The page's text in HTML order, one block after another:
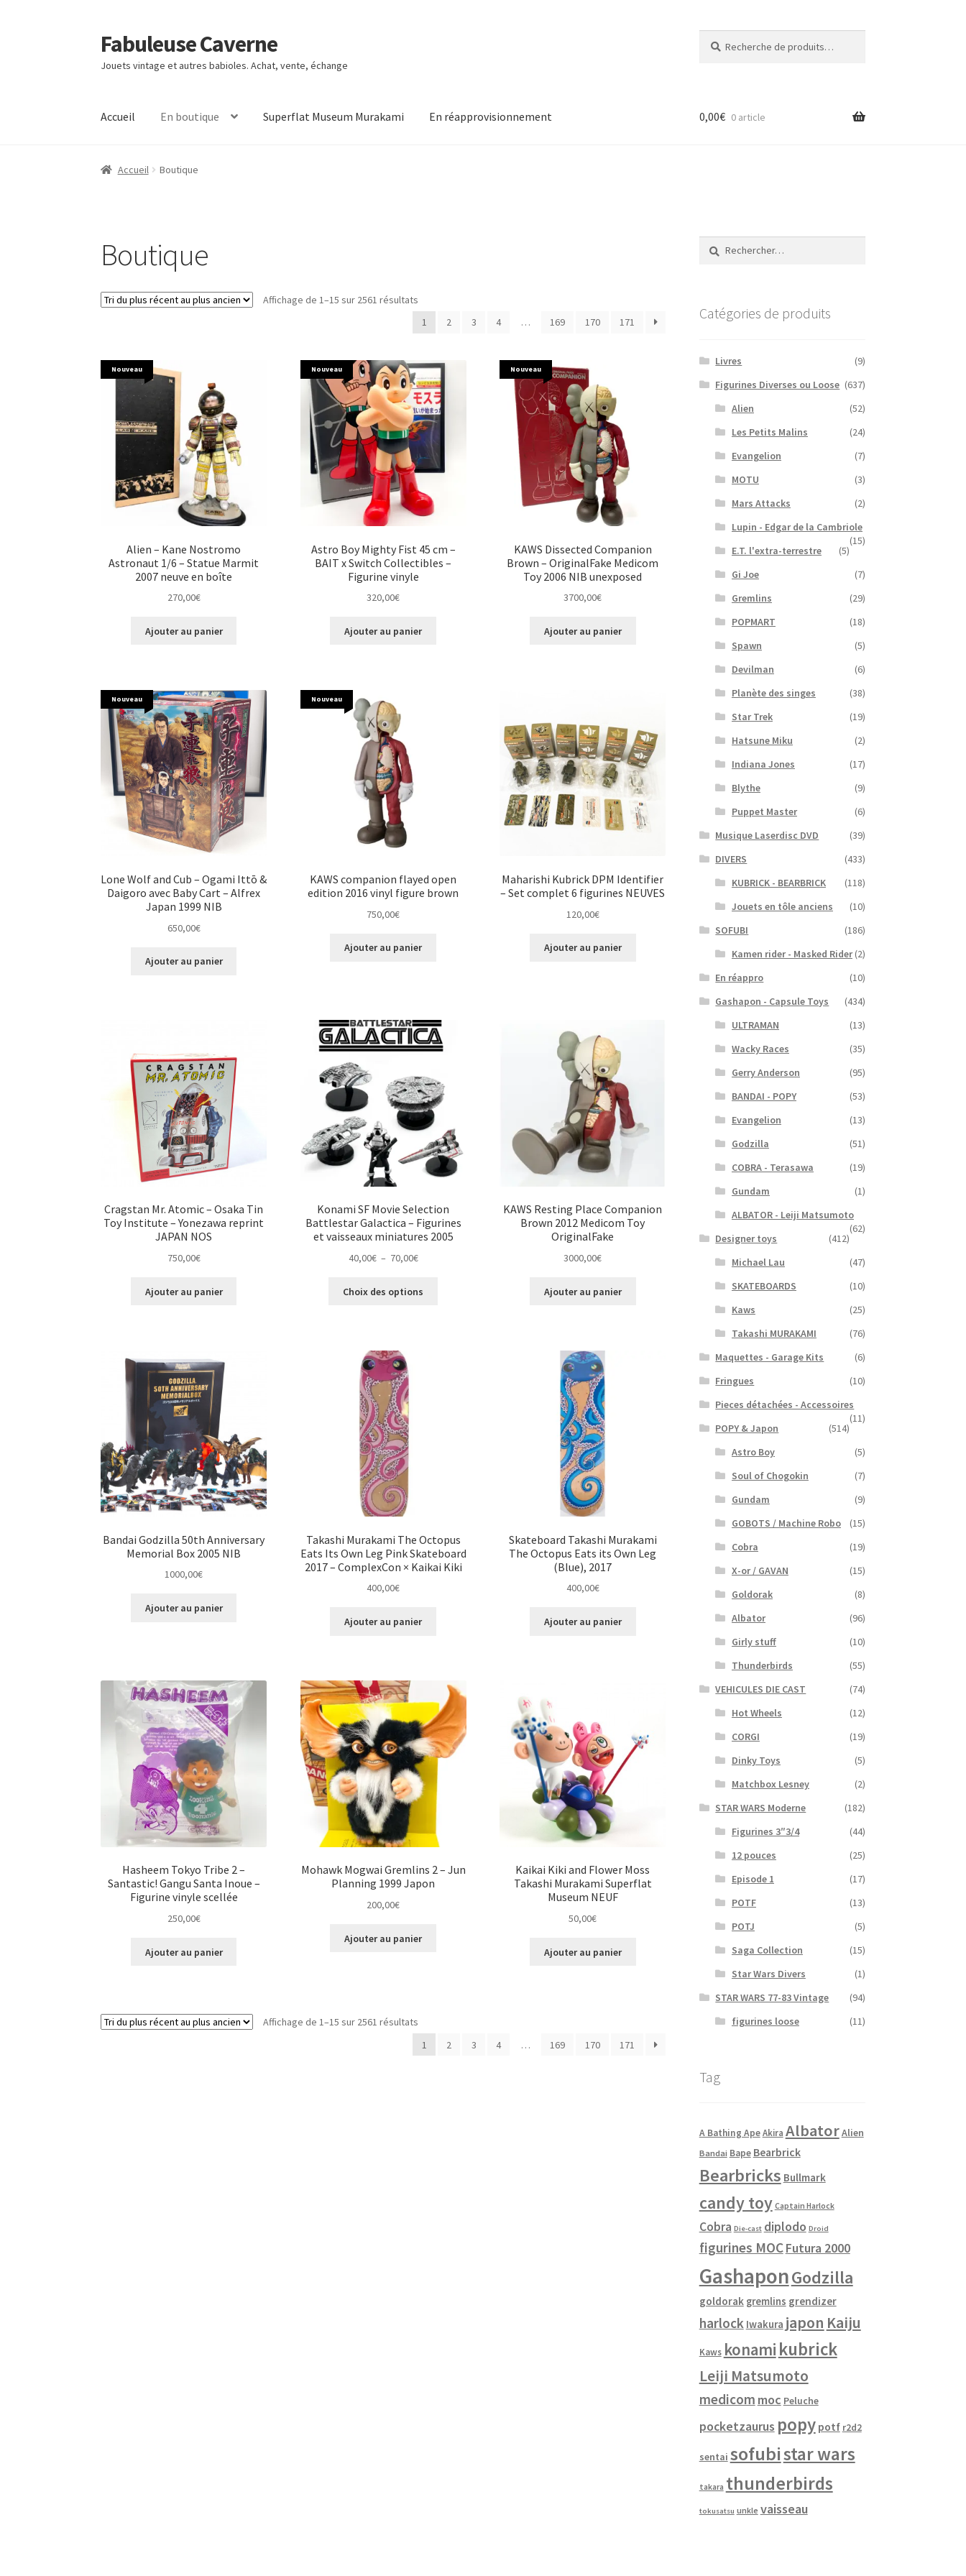
Aller
à
la
Aller
au
contenu
Fabuleuse Caverne
Jouets vintage et autres babioles. Achat, vente, échange
pour :
Accueil En boutique Superflat Museum Murakami En réapprovisionnement 0,00€ 0 article
Accueil Boutique
Boutique
Affichage de 1–15 sur 2561 résultats
du
plus
au
plus
ancien
1 2 3 4 … 169 170 171
Nouveau
Alien – Kane Nostromo
Astronaut 1/6 – Statue Marmit
2007 neuve en boîte
270,00€
Ajouter au panier
Nouveau
Astro Boy Mighty Fist 45 cm –
BAIT x Switch Collectibles –
Figurine vinyle
320,00€
Ajouter au panier
Nouveau
KAWS Dissected Companion
Brown – OriginalFake Medicom
Toy 2006 NIB unexposed
3700,00€
Ajouter au panier
Nouveau
Lone Wolf and Cub – Ogami Ittō &
Daigoro avec Baby Cart – Alfrex
Japan 1999 NIB
650,00€
Ajouter au panier
Nouveau
KAWS companion flayed open
edition 2016 vinyl figure brown
750,00€
Ajouter au panier
Maharishi Kubrick DPM Identifier
– Set complet 6 figurines NEUVES
120,00€
Ajouter au panier
Cragstan Mr. Atomic – Osaka Tin
Toy Institute – Yonezawa reprint
JAPAN NOS
750,00€
Ajouter au panier
Konami SF Movie Selection
Battlestar Galactica – Figurines
et vaisseaux miniatures 2005
40,00€ – 70,00€Plage
prix :
Choix des options
KAWS Resting Place Companion
Brown 2012 Medicom Toy
OriginalFake
3000,00€
Ajouter au panier
Bandai Godzilla 50th Anniversary
Memorial Box 2005 NIB
1000,00€
Ajouter au panier
Takashi Murakami The Octopus
Eats Its Own Leg Pink Skateboard
2017 – ComplexCon × Kaikai Kiki
400,00€
Ajouter au panier
Skateboard Takashi Murakami
The Octopus Eats its Own Leg
(Blue), 2017
400,00€
Ajouter au panier
Hasheem Tokyo Tribe 2 –
Santastic! Gangu Santa Inoue –
Figurine vinyle scellée
250,00€
Ajouter au panier
Mohawk Mogwai Gremlins 2 – Jun
Planning 1999 Japon
200,00€
Ajouter au panier
Kaikai Kiki and Flower Moss
Takashi Murakami Superflat
Museum NEUF
50,00€
Ajouter au panier
Affichage de 1–15 sur 2561 résultats
du
plus
1 2 3 4 … 169 170 171
Rechercher :
Catégories de produits
Livres
(9)
Figurines Diverses ou Loose (637)
Alien
(52)
Les Petits Malins
(24)
Evangelion
(7)
MOTU
(3)
Mars Attacks
(2)
Lupin - Edgar de la Cambriole
(15)
E.T. l'extra-terrestre
(5)
Gi Joe
(7)
Gremlins
(29)
POPMART
(18)
Spawn
(5)
Devilman
(6)
Planète des singes
(38)
Star Trek
(19)
Hatsune Miku
(2)
Indiana Jones
(17)
Blythe
(9)
Puppet Master
(6)
Musique Laserdisc DVD
(39)
DIVERS
(433)
KUBRICK - BEARBRICK
(118)
Jouets en tôle anciens
(10)
SOFUBI
(186)
Kamen rider - Masked Rider (2)
En réappro
(10)
Gashapon - Capsule Toys
(434)
ULTRAMAN
(13)
Wacky Races
(35)
Gerry Anderson
(95)
BANDAI - POPY
(53)
Evangelion
(13)
Godzilla
(51)
COBRA - Terasawa
(19)
Gundam
(1)
ALBATOR - Leiji Matsumoto
(62)
Designer toys
(412)
Michael Lau
(47)
SKATEBOARDS
(10)
Kaws
(25)
Takashi MURAKAMI
(76)
Maquettes - Garage Kits
(6)
Fringues
(10)
Pieces détachées - Accessoires
(11)
POPY & Japon
(514)
Astro Boy
(5)
Soul of Chogokin
(7)
Gundam
(9)
GOBOTS / Machine Robo
(15)
Cobra
(19)
X-or / GAVAN
(15)
Goldorak
(8)
Albator
(96)
Girly stuff
(10)
Thunderbirds
(55)
VEHICULES DIE CAST
(74)
Hot Wheels
(12)
CORGI
(19)
Dinky Toys
(5)
Matchbox Lesney
(2)
STAR WARS Moderne
(182)
Figurines 3″3/4
(44)
12 pouces
(25)
Episode 1
(17)
POTF
(13)
POTJ
(5)
Saga Collection
(15)
Star Wars Divers
(1)
STAR WARS 77-83 Vintage
(94)
figurines loose
(11)
Tag
A Bathing Ape Akira AlbatorAlien
Bandai Bape Bearbrick
Bearbricks Bullmark
candy toy Captain Harlock
Cobra Die-cast diplodo Droid
figurines MOCFutura 2000
GashaponGodzilla
goldorak gremlins grendizer
harlock Iwakura japon Kaiju
Kaws konami kubrick
Leiji Matsumoto
medicom moc Peluche
pocketzaurus popy potf r2d2
sentai sofubistar wars
takara thunderbirds
tokusatsu unkle vaisseau